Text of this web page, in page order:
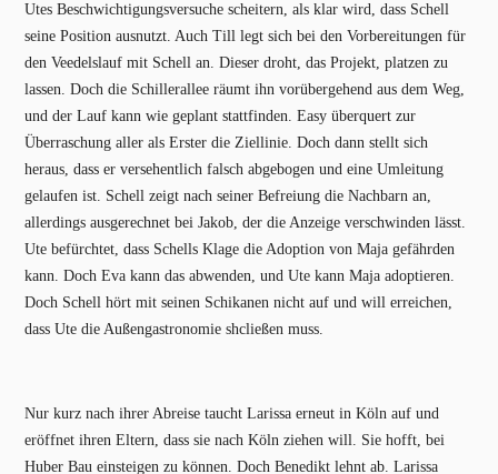
Utes Beschwichtigungsversuche scheitern, als klar wird, dass Schell
seine Position ausnutzt. Auch Till legt sich bei den Vorbereitungen für
den Veedelslauf mit Schell an. Dieser droht, das Projekt, platzen zu
lassen. Doch die Schillerallee räumt ihn vorübergehend aus dem Weg,
und der Lauf kann wie geplant stattfinden. Easy überquert zur
Überraschung aller als Erster die Ziellinie. Doch dann stellt sich
heraus, dass er versehentlich falsch abgebogen und eine Umleitung
gelaufen ist. Schell zeigt nach seiner Befreiung die Nachbarn an,
allerdings ausgerechnet bei Jakob, der die Anzeige verschwinden lässt.
Ute befürchtet, dass Schells Klage die Adoption von Maja gefährden
kann. Doch Eva kann das abwenden, und Ute kann Maja adoptieren.
Doch Schell hört mit seinen Schikanen nicht auf und will erreichen,
dass Ute die Außengastronomie shcließen muss.
Nur kurz nach ihrer Abreise taucht Larissa erneut in Köln auf und
eröffnet ihren Eltern, dass sie nach Köln ziehen will. Sie hofft, bei
Huber Bau einsteigen zu können. Doch Benedikt lehnt ab. Larissa